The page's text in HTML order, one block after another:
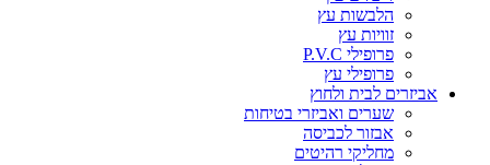
הלבשות עץ
זוויות עץ
פרופילי P.V.C
פרופילי עץ
אביזרים לבית ולחוץ
שערים ואביזרי בטיחות
אבזור לכביסה
מחליקי רהיטים